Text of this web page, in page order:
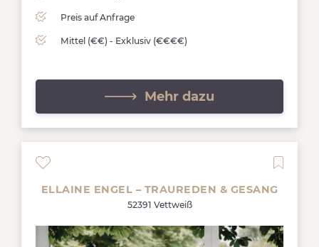
Preis auf Anfrage
Mittel (€€) - Exklusiv (€€€€)
Mehr dazu
ELLAINE ENGEL – TRAUREDEN & GESANG
52391 Vettweiß